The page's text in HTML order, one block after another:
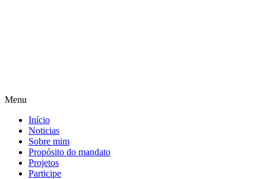
Menu
Início
Noticias
Sobre mim
Propósito do mandato
Projetos
Participe